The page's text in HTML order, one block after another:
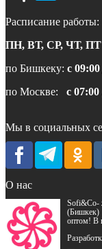
Расписание работы:
ПН, ВТ, СР, ЧТ, ПТ
по Бишкеку: с
по Москве: с
Мы в социальных
О нас
Sofi&Co-
(Бишкек)
оптом! В